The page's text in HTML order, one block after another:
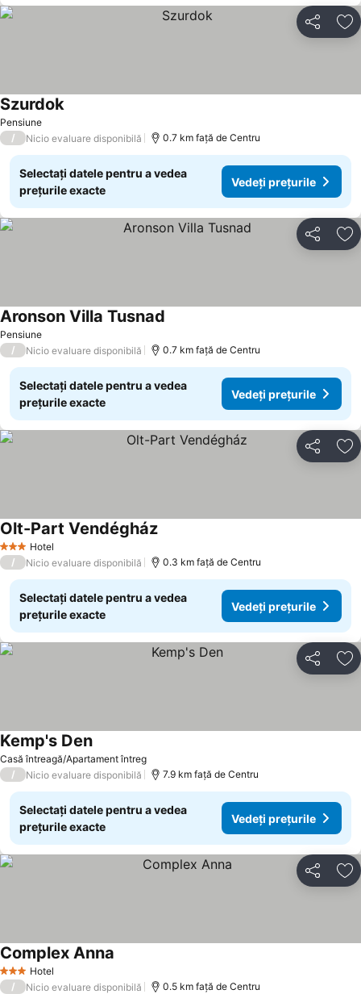
Distribuiți
Pensiune
Szurdok
/ Nicio evaluare disponibilă 0.7 km faţă de Centru
Selectați datele pentru a vedea
prețurile exacte
Vedeți prețurile
Distribuiți
Pensiune
Aronson Villa Tusnad
/ Nicio evaluare disponibilă 0.7 km faţă de Centru
Selectați datele pentru a vedea
prețurile exacte
Vedeți prețurile
Distribuiți
3 SteleHotel
Olt-Part Vendégház
/ Nicio evaluare disponibilă 0.3 km faţă de Centru
Selectați datele pentru a vedea
prețurile exacte
Vedeți prețurile
Distribuiți
Casă întreagă/Apartament întreg
Kemp's Den
/ Nicio evaluare disponibilă 7.9 km faţă de Centru
Selectați datele pentru a vedea
prețurile exacte
Vedeți prețurile
Distribuiți
3 SteleHotel
Complex Anna
/ Nicio evaluare disponibilă 0.5 km faţă de Centru